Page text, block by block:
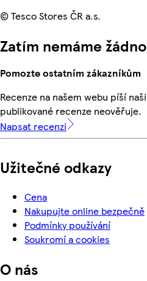
© Tesco Stores ČR a.s.
Zatím nemáme
Pomozte ostatním zákazníkům
Recenze na našem webu píší
publikované recenze neověřuje.
Napsat recenzi
Užitečné odkazy
Cena
Nakupujte online bezpečně
Podmínky používání
Soukromí a cookies
O nás